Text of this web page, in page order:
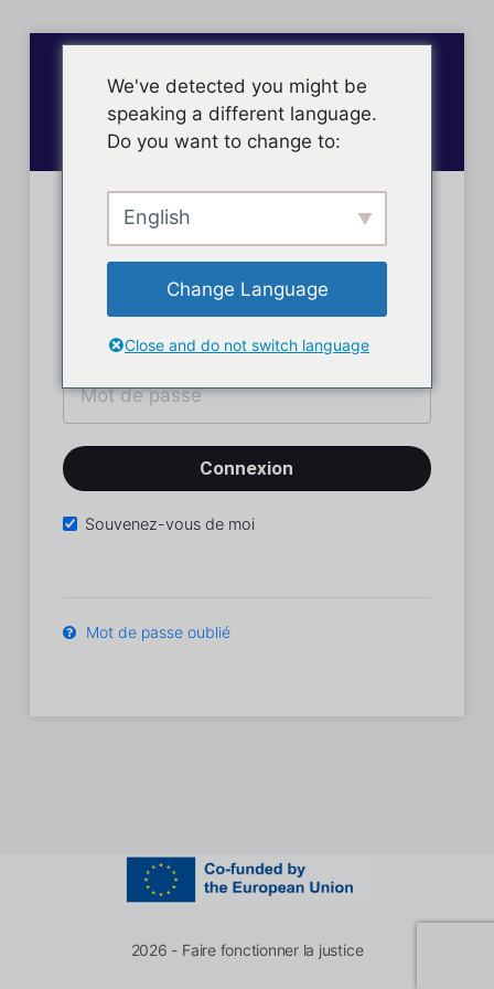
Connexion des membres
Souvenez-vous de moi
Mot de passe oublié
2026 - Faire fonctionner la justice
We've detected you might be
speaking a different language.
Do you want to change to:
English
Change Language
Close and do not switch language